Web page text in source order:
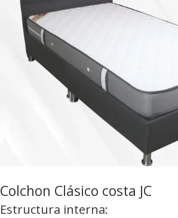
Colchon Clásico costa JC
Estructura interna: